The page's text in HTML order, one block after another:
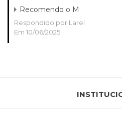
Recomendo o M
Respondido por Larel
Em 10/06/2025